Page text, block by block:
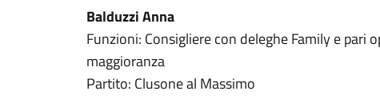
Balduzzi Anna
Funzioni: Consigliere con deleghe Family e pari
maggioranza
Partito: Clusone al Massimo